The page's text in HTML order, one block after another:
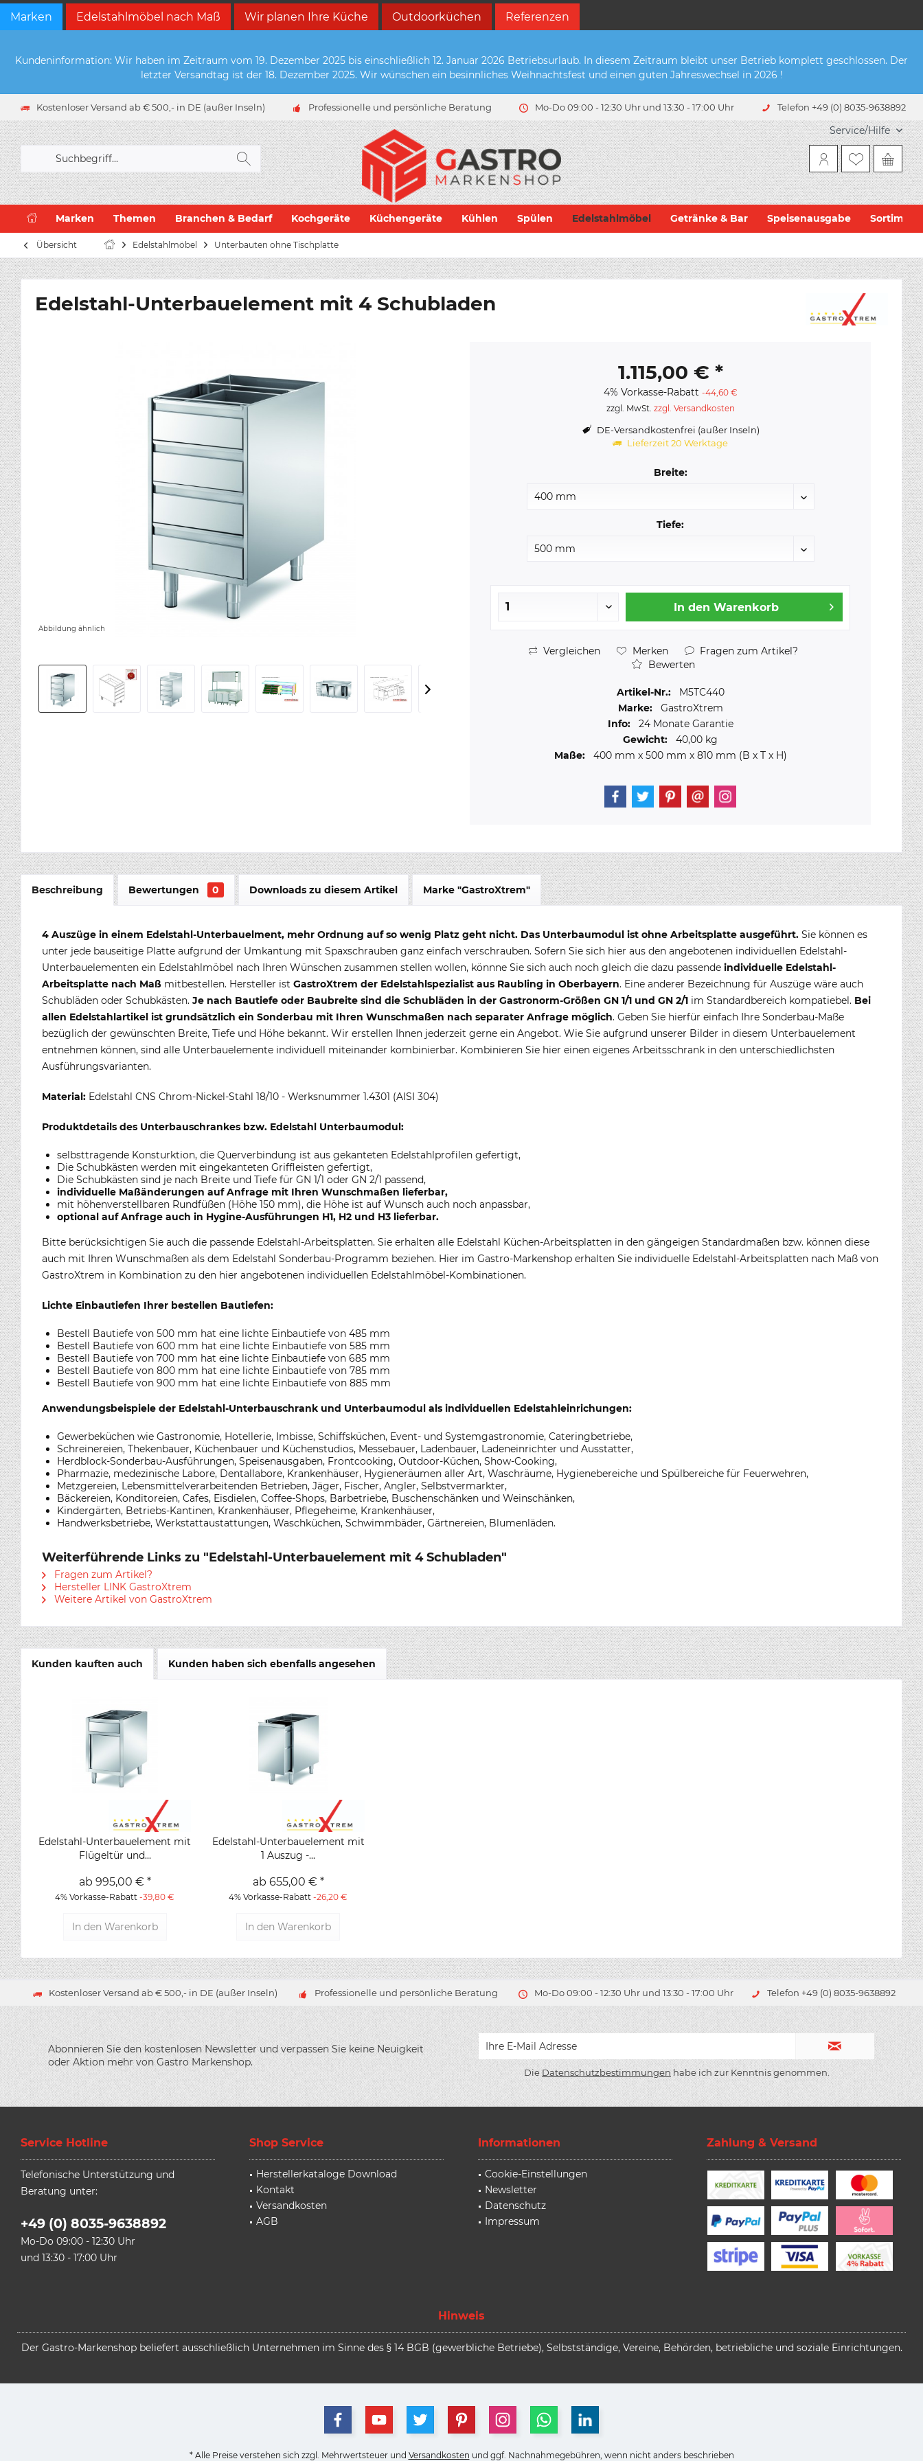
Marken Edelstahlmöbel nach Maß Wir planen Ihre Küche Outdoorküchen Referenzen
Kundeninformation: Wir haben im Zeitraum vom 19. Dezember 2025 bis einschließlich 12. Januar 2026 Betriebsurlaub. In diesem Zeitraum bleibt unser Betrieb komplett geschlossen. Der
letzter Versandtag ist der 18. Dezember 2025. Wir wünschen ein besinnliches Weihnachtsfest und einen guten Jahreswechsel in 2026 !
Kostenloser Versand ab € 500,- in DE (außer Inseln) Professionelle und persönliche Beratung Mo-Do 09:00 - 12:30 Uhr und 13:30 - 17:00 Uhr Telefon +49 (0) 8035-9638892
Service/Hilfe
Marken Themen Branchen & Bedarf Kochgeräte Küchengeräte Kühlen Spülen Edelstahlmöbel Getränke & Bar Speisenausgabe
Übersicht Edelstahlmöbel Unterbauten ohne Tischplatte
Edelstahl-Unterbauelement mit 4 Schubladen
Abbildung ähnlich
1.115,00 € *
4% Vorkasse-Rabatt -44,60 €
zzgl. MwSt. zzgl. Versandkosten
DE-Versandkostenfrei (außer Inseln)
Lieferzeit 20 Werktage
Breite:
Tiefe:
In den Warenkorb
Vergleichen Merken
Fragen zum Artikel?
Bewerten
Artikel-Nr.:
M5TC440
Marke:
GastroXtrem
Info:
24 Monate Garantie
Gewicht:
40,00 kg
Maße:
400 mm x 500 mm x 810 mm (B x T x H)
Beschreibung Bewertungen 0 Downloads zu diesem Artikel Marke "GastroXtrem"
4 Auszüge in einem Edelstahl-Unterbauelment, mehr Ordnung auf so wenig Platz geht nicht. Das Unterbaumodul ist ohne Arbeitsplatte ausgeführt. Sie können es
unter jede bauseitige Platte aufgrund der Umkantung mit Spaxschrauben ganz einfach verschrauben. Sofern Sie sich hier aus den angebotenen individuellen Edelstahl-
Unterbauelementen ein Edelstahlmöbel nach Ihren Wünschen zusammen stellen wollen, könnne Sie sich auch noch gleich die dazu passende individuelle Edelstahl-
Arbeitsplatte nach Maß mitbestellen. Hersteller ist GastroXtrem der Edelstahlspezialist aus Raubling in Oberbayern. Eine anderer Bezeichnung für Auszüge wäre auch
Schubläden oder Schubkästen. Je nach Bautiefe oder Baubreite sind die Schubläden in der Gastronorm-Größen GN 1/1 und GN 2/1 im Standardbereich kompatiebel. Bei
allen Edelstahlartikel ist grundsätzlich ein Sonderbau mit Ihren Wunschmaßen nach separater Anfrage möglich. Geben Sie hierfür einfach Ihre Sonderbau-Maße
bezüglich der gewünschten Breite, Tiefe und Höhe bekannt. Wir erstellen Ihnen jederzeit gerne ein Angebot. Wie Sie aufgrund unserer Bilder in diesem Unterbauelement
entnehmen können, sind alle Unterbauelemente individuell miteinander kombinierbar. Kombinieren Sie hier einen eigenes Arbeitsschrank in den unterschiedlichsten
Ausführungsvarianten.
Material: Edelstahl CNS Chrom-Nickel-Stahl 18/10 - Werksnummer 1.4301 (AISI 304)
Produktdetails des Unterbauschrankes bzw. Edelstahl Unterbaumodul:
selbsttragende Konsturktion, die Querverbindung ist aus gekanteten Edelstahlprofilen gefertigt,
Die Schubkästen werden mit eingekanteten Griffleisten gefertigt,
Die Schubkästen sind je nach Breite und Tiefe für GN 1/1 oder GN 2/1 passend,
individuelle Maßänderungen auf Anfrage mit Ihren Wunschmaßen lieferbar,
mit höhenverstellbaren Rundfüßen (Höhe 150 mm), die Höhe ist auf Wunsch auch noch anpassbar,
optional auf Anfrage auch in Hygine-Ausführungen H1, H2 und H3 lieferbar.
Bitte berücksichtigen Sie auch die passende Edelstahl-Arbeitsplatten. Sie erhalten alle Edelstahl Küchen-Arbeitsplatten in den gängeigen Standardmaßen bzw. können diese
auch mit Ihren Wunschmaßen als dem Edelstahl Sonderbau-Programm beziehen. Hier im Gastro-Markenshop erhalten Sie individuelle Edelstahl-Arbeitsplatten nach Maß von
GastroXtrem in Kombination zu den hier angebotenen individuellen Edelstahlmöbel-Kombinationen.
Lichte Einbautiefen Ihrer bestellen Bautiefen:
Bestell Bautiefe von 500 mm hat eine lichte Einbautiefe von 485 mm
Bestell Bautiefe von 600 mm hat eine lichte Einbautiefe von 585 mm
Bestell Bautiefe von 700 mm hat eine lichte Einbautiefe von 685 mm
Bestell Bautiefe von 800 mm hat eine lichte Einbautiefe von 785 mm
Bestell Bautiefe von 900 mm hat eine lichte Einbautiefe von 885 mm
Anwendungsbeispiele der Edelstahl-Unterbauschrank und Unterbaumodul als individuellen Edelstahleinrichungen:
Gewerbeküchen wie Gastronomie, Hotellerie, Imbisse, Schiffsküchen, Event- und Systemgastronomie, Cateringbetriebe,
Schreinereien, Thekenbauer, Küchenbauer und Küchenstudios, Messebauer, Ladenbauer, Ladeneinrichter und Ausstatter,
Herdblock-Sonderbau-Ausführungen, Speisenausgaben, Frontcooking, Outdoor-Küchen, Show-Cooking,
Pharmazie, medezinische Labore, Dentallabore, Krankenhäuser, Hygieneräumen aller Art, Waschräume, Hygienebereiche und Spülbereiche für Feuerwehren,
Metzgereien, Lebensmittelverarbeitenden Betrieben, Jäger, Fischer, Angler, Selbstvermarkter,
Bäckereien, Konditoreien, Cafes, Eisdielen, Coffee-Shops, Barbetriebe, Buschenschänken und Weinschänken,
Kindergärten, Betriebs-Kantinen, Krankenhäuser, Pflegeheime, Krankenhäuser,
Handwerksbetriebe, Werkstattaustattungen, Waschküchen, Schwimmbäder, Gärtnereien, Blumenläden.
Weiterführende Links zu "Edelstahl-Unterbauelement mit 4 Schubladen"
Fragen zum Artikel?
Hersteller LINK GastroXtrem
Weitere Artikel von GastroXtrem
Kunden kauften auch Kunden haben sich ebenfalls angesehen
Edelstahl-Unterbauelement mit
Flügeltür und...
ab 995,00 € *
4% Vorkasse-Rabatt-39,80 €
In den Warenkorb
Edelstahl-Unterbauelement mit
1 Auszug -...
ab 655,00 € *
4% Vorkasse-Rabatt-26,20 €
In den Warenkorb
Kostenloser Versand ab € 500,- in DE (außer Inseln) Professionelle und persönliche Beratung Mo-Do 09:00 - 12:30 Uhr und 13:30 - 17:00 Uhr Telefon +49 (0) 8035-9638892
Abonnieren Sie den kostenlosen Newsletter und verpassen Sie keine Neuigkeit
oder Aktion mehr von Gastro Markenshop.
DieDatenschutzbestimmungen habe ich zur Kenntnis genommen.
Service Hotline
Telefonische Unterstützung und
Beratung unter:
+49 (0) 8035-9638892
Mo-Do 09:00 - 12:30 Uhr
und 13:30 - 17:00 Uhr
Shop Service
Herstellerkataloge Download
Kontakt
Versandkosten
AGB
Informationen
Cookie-Einstellungen
Newsletter
Datenschutz
Impressum
Zahlung & Versand
Hinweis
Der Gastro-Markenshop beliefert ausschließlich Unternehmen im Sinne des § 14 BGB (gewerbliche Betriebe), Selbstständige, Vereine, Behörden, betriebliche und soziale Einrichtungen.
* Alle Preise verstehen sich zzgl. Mehrwertsteuer und Versandkosten und ggf. Nachnahmegebühren, wenn nicht anders beschrieben